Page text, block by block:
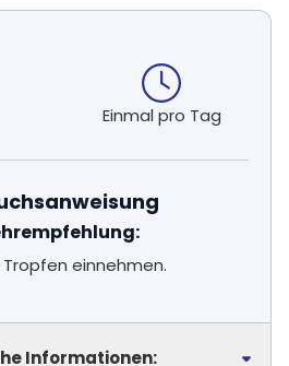
Einmal pro Tag
Tropfen einnehmen.
Informationen: